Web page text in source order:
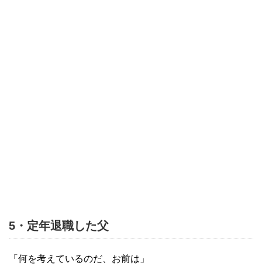
5・定年退職した父
「何を考えているのだ、お前は」